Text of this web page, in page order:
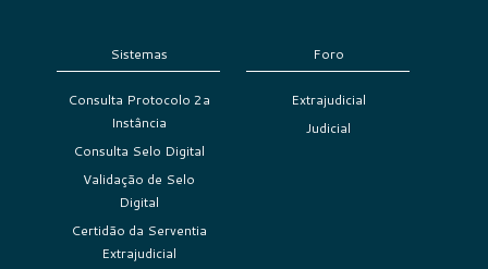
Sistemas
Consulta Protocolo 2a
Instância
Consulta Selo Digital
Validação de Selo
Digital
Certidão da Serventia
Extrajudicial
Foro
Extrajudicial
Judicial